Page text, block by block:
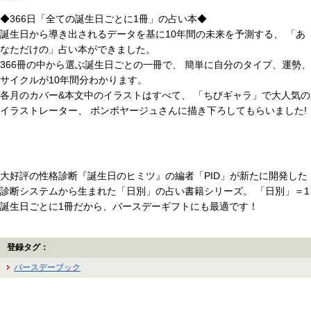
◆366日「全ての誕生日ごとに1冊」の占い本◆
誕生日から導き出されるデータを基に10年間の未来を予測する、 「あ
なただけの」占い本ができました。
366冊の中から選ぶ誕生日ごとの一冊で、 簡単に自分のタイプ、運勢、
サイクルが10年間分わかります。
各月のカバー&本文中のイラストはすべて、 「ちびギャラ」で大人気の
イラストレーター、 ボンボヤージュさんに描き下ろしてもらいました!
大好評の性格診断『誕生日のヒミツ』の編者「PID」が新たに開発した
診断システムから生まれた「日別」の占い書籍シリーズ。 「日別」＝1
誕生日ごとに1冊だから、バースデーギフトにも最適です！
登録タグ：
バースデーブック